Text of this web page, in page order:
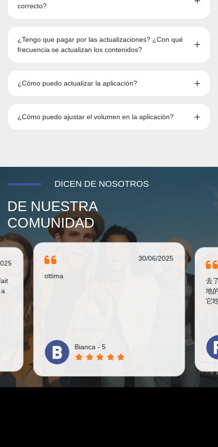
correcto?
¿Tengo que pagar por las actualizaciones? ¿Con qué
frecuencia se actualizan los contenidos?
¿Cómo puedo actualizar la aplicación?
¿Cómo puedo ajustar el volumen en la aplicación?
DICEN DE NOSOTROS
DE NUESTRA
COMUNIDAD
30/06/2025
ottima
Bianca - 5
去
地
它